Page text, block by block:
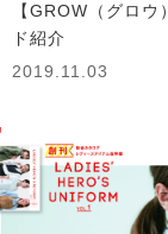
【GROW（グロウ
ド紹介
2019.11.03